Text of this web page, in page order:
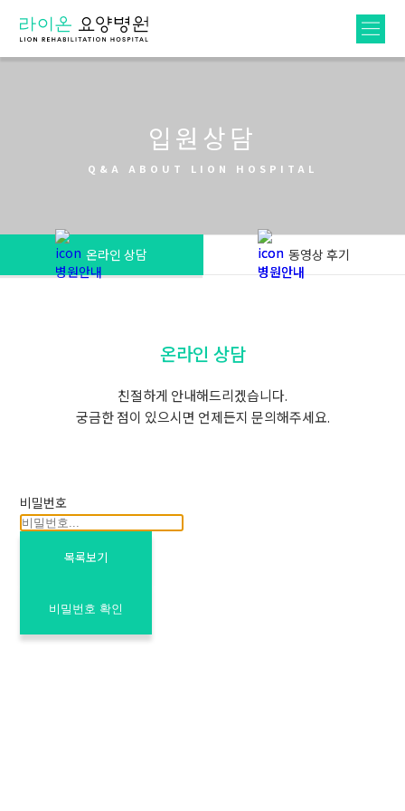
입원상담
Q&A ABOUT LION HOSPITAL
온라인 상담 동영상 후기
온라인 상담
친절하게 안내해드리겠습니다.
궁금한 점이 있으시면 언제든지 문의해주세요.
비밀번호
목록보기
비밀번호 확인